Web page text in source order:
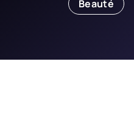
Beauté